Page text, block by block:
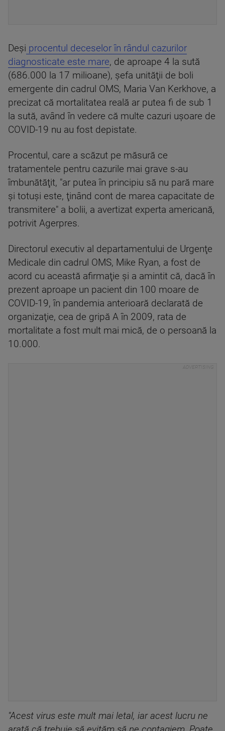
Deşi procentul deceselor în rândul cazurilor
diagnosticate este mare, de aproape 4 la sută
(686.000 la 17 milioane), şefa unităţii de boli
emergente din cadrul OMS, Maria Van Kerkhove, a
precizat că mortalitatea reală ar putea fi de sub 1
la sută, având în vedere că multe cazuri uşoare de
COVID-19 nu au fost depistate.
Procentul, care a scăzut pe măsură ce
tratamentele pentru cazurile mai grave s-au
îmbunătăţit, "ar putea în principiu să nu pară mare
şi totuşi este, ţinând cont de marea capacitate de
transmitere" a bolii, a avertizat experta americană,
potrivit Agerpres.
Directorul executiv al departamentului de Urgenţe
Medicale din cadrul OMS, Mike Ryan, a fost de
acord cu această afirmaţie şi a amintit că, dacă în
prezent aproape un pacient din 100 moare de
COVID-19, în pandemia anterioară declarată de
organizaţie, cea de gripă A în 2009, rata de
mortalitate a fost mult mai mică, de o persoană la
10.000.
"Acest virus este mult mai letal, iar acest lucru ne